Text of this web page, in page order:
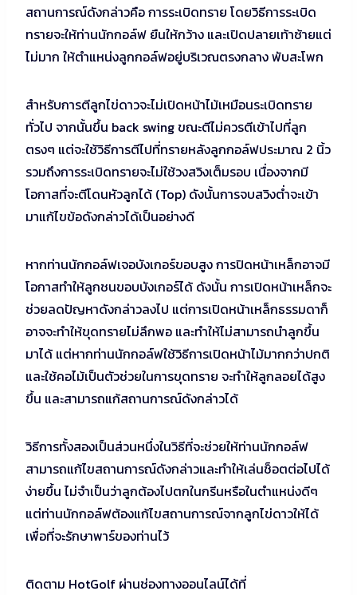
สถานการณ์ดังกล่าวคือ การระเบิดทราย โดยวิธีการระเบิด
ทรายจะให้ท่านนักกอล์ฟ ยืนให้กว้าง และเปิดปลายเท้าซ้ายแต่
ไม่มาก ให้ตำแหน่งลูกกอล์ฟอยู่บริเวณตรงกลาง พับสะโพก
สำหรับการตีลูกไข่ดาวจะไม่เปิดหน้าไม้เหมือนระเบิดทราย
ทั่วไป จากนั้นขึ้น back swing ขณะตีไม่ควรตีเข้าไปที่ลูก
ตรงๆ แต่จะใช้วิธีการตีไปที่ทรายหลังลูกกอล์ฟประมาณ 2 นิ้ว
รวมถึงการระเบิดทรายจะไม่ใช้วงสวิงเต็มรอบ เนื่องจากมี
โอกาสที่จะตีโดนหัวลูกได้ (Top) ดังนั้นการจบสวิงต่ำจะเข้า
มาแก้ไขข้อดังกล่าวได้เป็นอย่างดี
หากท่านนักกอล์ฟเจอบังเกอร์ขอบสูง การปิดหน้าเหล็กอาจมี
โอกาสทำให้ลูกชนขอบบังเกอร์ได้ ดังนั้น การเปิดหน้าเหล็กจะ
ช่วยลดปัญหาดังกล่าวลงไป แต่การเปิดหน้าเหล็กธรรมดาก็
อาจจะทำให้ขุดทรายไม่ลึกพอ และทำให้ไม่สามารถนำลูกขึ้น
มาได้ แต่หากท่านนักกอล์ฟใช้วิธีการเปิดหน้าไม้มากกว่าปกติ
และใช้คอไม้เป็นตัวช่วยในการขุดทราย จะทำให้ลูกลอยได้สูง
ขึ้น และสามารถแก้สถานการณ์ดังกล่าวได้
วิธีการทั้งสองเป็นส่วนหนึ่งในวิธีที่จะช่วยให้ท่านนักกอล์ฟ
สามารถแก้ไขสถานการณ์ดังกล่าวและทำให้เล่นช็อตต่อไปได้
ง่ายขึ้น ไม่จำเป็นว่าลูกต้องไปตกในกรีนหรือในตำแหน่งดีๆ
แต่ท่านนักกอล์ฟต้องแก้ไขสถานการณ์จากลูกไข่ดาวให้ได้
เพื่อที่จะรักษาพาร์ของท่านไว้
ติดตาม HotGolf ผ่านช่องทางออนไลน์ได้ที่